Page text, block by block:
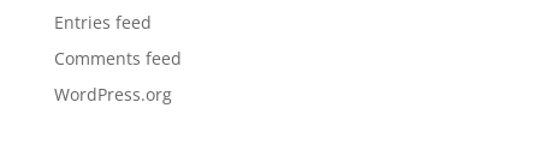
Entries feed
Comments feed
WordPress.org